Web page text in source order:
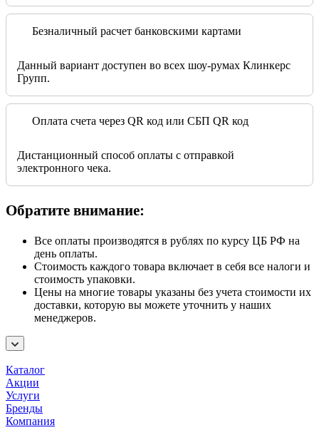
Безналичный расчет банковскими картами
Данный вариант доступен во всех шоу-румах Клинкерс
Групп.
Оплата счета через QR код или СБП QR код
Дистанционный способ оплаты с отправкой
электронного чека.
Обратите внимание:
Все оплаты производятся в рублях по курсу ЦБ РФ на
день оплаты.
Стоимость каждого товара включает в себя все налоги и
стоимость упаковки.
Цены на многие товары указаны без учета стоимости их
доставки, которую вы можете уточнить у наших
менеджеров.
Каталог
Акции
Услуги
Бренды
Компания